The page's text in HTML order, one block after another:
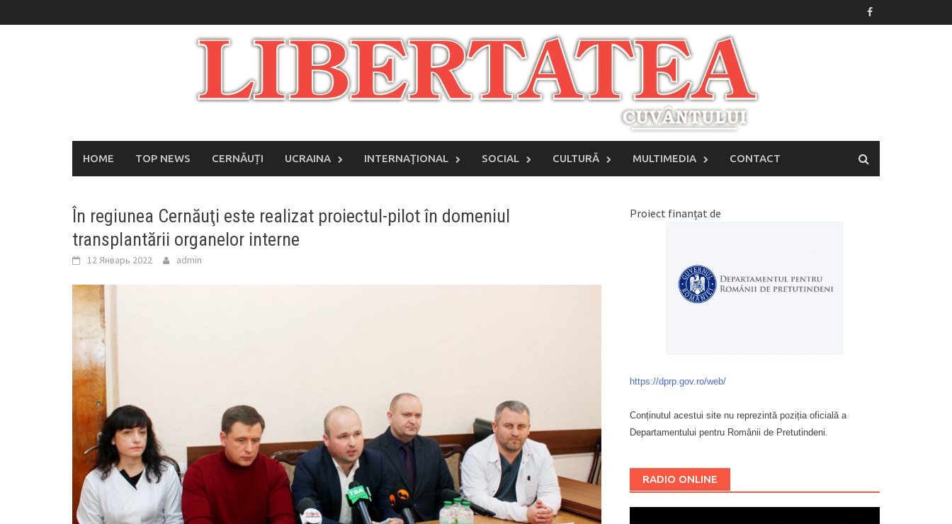
to
HOME TOP NEWS CERNĂUȚI UCRAINA INTERNAŢIONAL SOCIAL CULTURĂ MULTIMEDIA CONTACT
În regiunea Cernăuţi este realizat proiectul-pilot în domeniul
transplantării organelor interne
12 Январь 2022 admin
Proiect finanțat de
https://dprp.gov.ro/web/
Conținutul acestui site nu reprezintă poziția oficială a
Departamentului pentru Românii de Pretutindeni.
RADIO ONLINE